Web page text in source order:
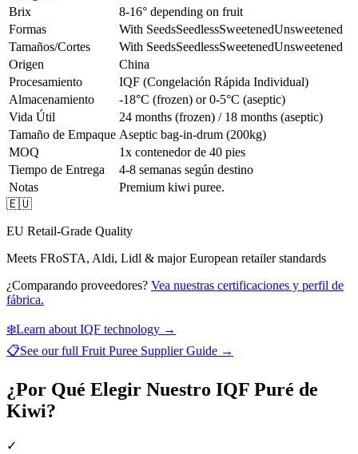
Brix
8-16° depending on fruit
Formas
With SeedsSeedlessSweetenedUnsweetened
Tamaños/Cortes
With SeedsSeedlessSweetenedUnsweetened
Origen
China
Procesamiento
IQF (Congelación Rápida Individual)
Almacenamiento
-18°C (frozen) or 0-5°C (aseptic)
Vida Útil
24 months (frozen) / 18 months (aseptic)
Tamaño de Empaque Aseptic bag-in-drum (200kg)
MOQ
1x contenedor de 40 pies
Tiempo de Entrega
4-8 semanas según destino
Notas
Premium kiwi puree.
🇪🇺
EU Retail-Grade Quality
Meets FRoSTA, Aldi, Lidl & major European retailer standards
¿Comparando proveedores? Vea nuestras certificaciones y perfil de
fábrica.
❄️Learn about IQF technology →
📋See our full Fruit Puree Supplier Guide →
¿Por Qué Elegir Nuestro IQF Puré de
Kiwi?
✓